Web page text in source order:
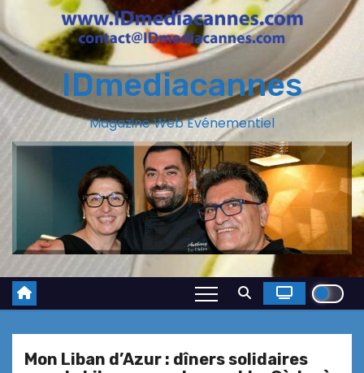
IDmediacannes
Magazine Web Evénementiel
Mon Liban d’Azur : dîners solidaires